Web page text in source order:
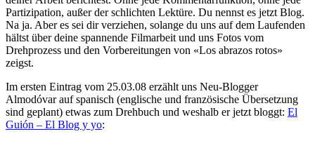
Partizipation, außer der schlichten Lektüre. Du nennst es jetzt Blog.
Na ja. Aber es sei dir verziehen, solange du uns auf dem Laufenden
hältst über deine spannende Filmarbeit und uns Fotos vom
Drehprozess und den Vorbereitungen von «Los abrazos rotos»
zeigst.
Im ersten Eintrag vom 25.03.08 erzählt uns Neu-Blogger
Almodóvar auf spanisch (englische und französische Übersetzung
sind geplant) etwas zum Drehbuch und weshalb er jetzt bloggt: El
Guión – El Blog y yo: